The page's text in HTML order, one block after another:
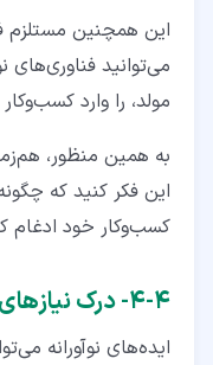
این همچنین مستلزم
می‌توانید
مولد، را وارد
به همین منظور،
این فکر کنید که
کسب‌وکار خود ادغام
۴‏-‏۴‏- درک نیازهای مشتری خود
ایده‌های نوآورانه